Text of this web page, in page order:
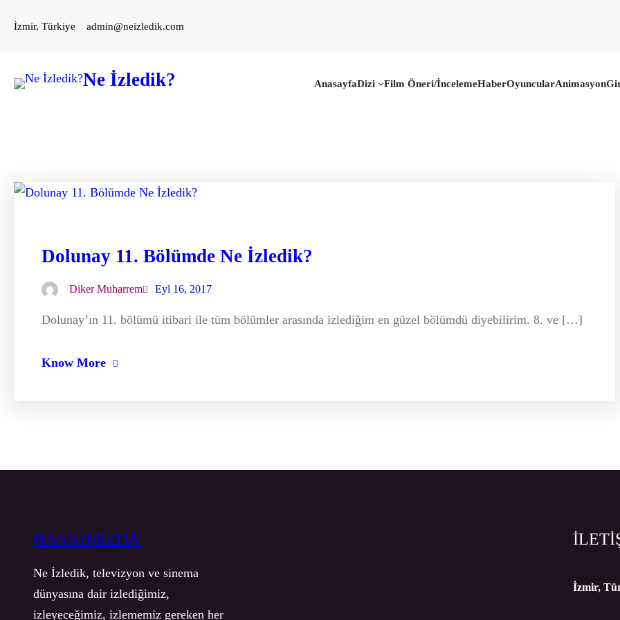
geçİzmir, Türkiye admin@neizledik.com
Ne İzledik? AnasayfaDizi Film Öneri/İncelemeHaberOyuncularAnimasyon
Dolunay 11. Bölümde Ne İzledik?
Diker Muharrem Eyl 16, 2017
Dolunay’ın 11. bölümü itibari ile tüm bölümler arasında izlediğim en güzel bölümdü diyebilirim. 8. ve […]
Know More
HAKKIMIZDA
Ne İzledik, televizyon ve sinema
dünyasına dair izlediğimiz,
izleyeceğimiz, izlememiz gereken her
İzmir,